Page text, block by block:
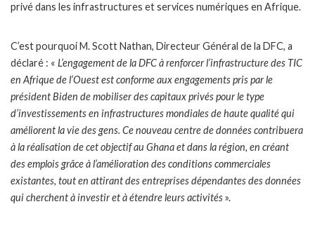
privé dans les infrastructures et services numériques en Afrique.
C’est pourquoi M. Scott Nathan, Directeur Général de la DFC, a
déclaré : « L’engagement de la DFC à renforcer l’infrastructure des TIC
en Afrique de l’Ouest est conforme aux engagements pris par le
président Biden de mobiliser des capitaux privés pour le type
d’investissements en infrastructures mondiales de haute qualité qui
améliorent la vie des gens. Ce nouveau centre de données contribuera
à la réalisation de cet objectif au Ghana et dans la région, en créant
des emplois grâce à l’amélioration des conditions commerciales
existantes, tout en attirant des entreprises dépendantes des données
qui cherchent à investir et à étendre leurs activités».